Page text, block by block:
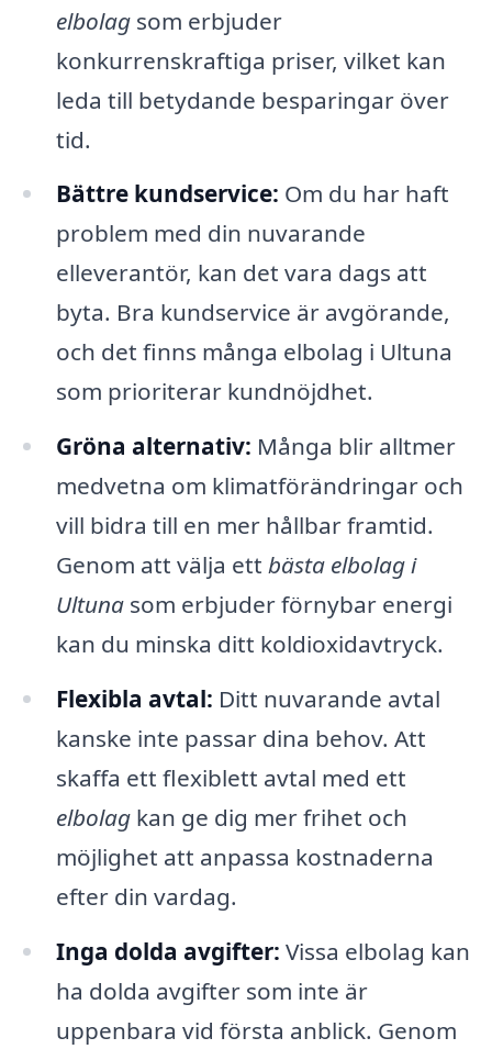
elbolagsom erbjuder
konkurrenskraftiga priser, vilket kan
leda till betydande besparingar över
tid.
Bättre kundservice: Om du har haft
problem med din nuvarande
elleverantör, kan det vara dags att
byta. Bra kundservice är avgörande,
och det finns många elbolag i Ultuna
som prioriterar kundnöjdhet.
Gröna alternativ: Många blir alltmer
medvetna om klimatförändringar och
vill bidra till en mer hållbar framtid.
Genom att välja ett bästa elbolag i
Ultunasom erbjuder förnybar energi
kan du minska ditt koldioxidavtryck.
Flexibla avtal: Ditt nuvarande avtal
kanske inte passar dina behov. Att
skaffa ett flexiblett avtal med ett
elbolagkan ge dig mer frihet och
möjlighet att anpassa kostnaderna
efter din vardag.
Inga dolda avgifter: Vissa elbolag kan
ha dolda avgifter som inte är
uppenbara vid första anblick. Genom